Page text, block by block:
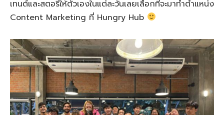
เทนต์และสตอรี่ให้ตัวเองในแต่ละวันเลยเลือกที่จะมาทำตำแหน่ง
Content Marketing ที่ Hungry Hub